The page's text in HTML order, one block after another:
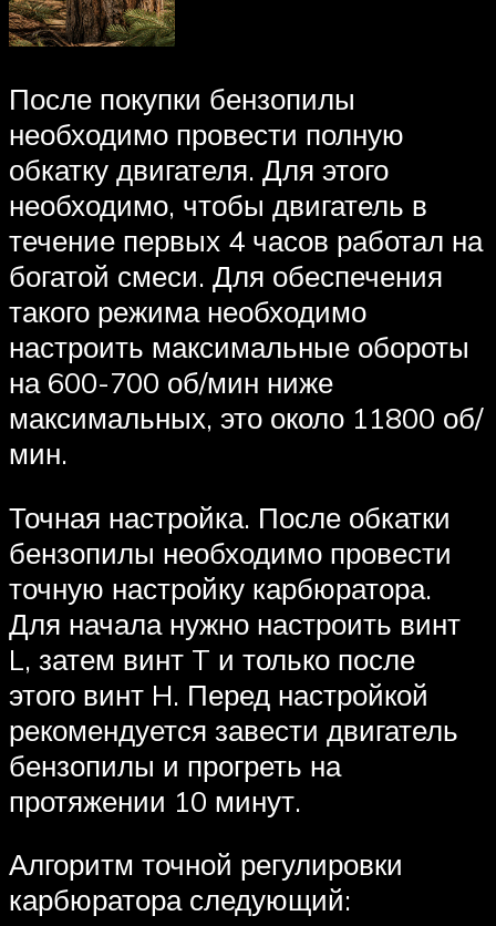
После покупки бензопилы
необходимо провести полную
обкатку двигателя. Для этого
необходимо, чтобы двигатель в
течение первых 4 часов работал на
богатой смеси. Для обеспечения
такого режима необходимо
настроить максимальные обороты
на 600-700 об/мин ниже
максимальных, это около 11800 об/
мин.
Точная настройка. После обкатки
бензопилы необходимо провести
точную настройку карбюратора.
Для начала нужно настроить винт
L, затем винт T и только после
этого винт H. Перед настройкой
рекомендуется завести двигатель
бензопилы и прогреть на
протяжении 10 минут.
Алгоритм точной регулировки
карбюратора следующий: